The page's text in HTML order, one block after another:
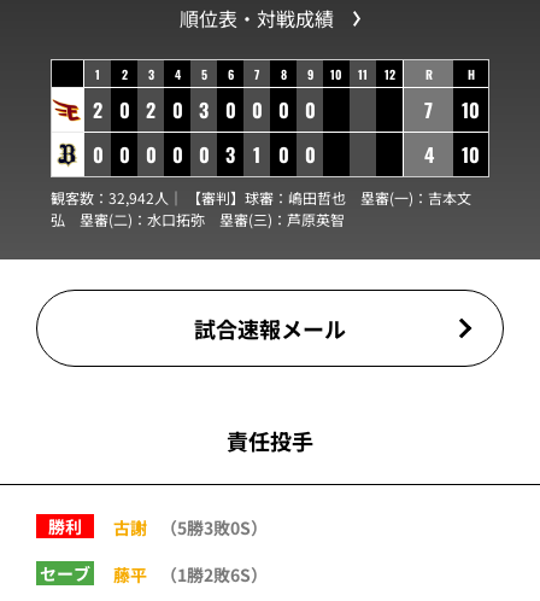
順位表・対戦成績
1 2 3 4 5 6 7 8 9 10 11 12
2 0 2 0 3 0 0 0 0
0 0 0 0 0 3 1 0 0
R H
7
10
4
10
観客数：32,942人｜ 【審判】球審： 嶋田哲也 塁審(一)： 吉本文
弘 塁審(二)： 水口拓弥 塁審(三)： 芦原英智
試合速報メール
責任投手
勝利 古謝
（5勝3敗0S）
セーブ
藤平
（1勝2敗6S）